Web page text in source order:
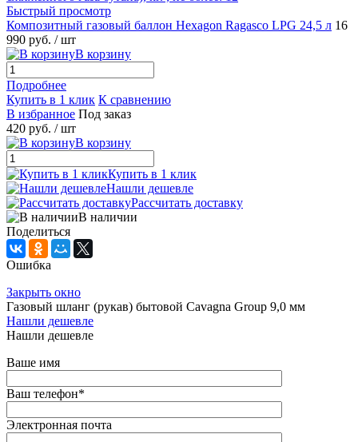
Быстрый просмотр
Композитный газовый баллон Hexagon Ragasco LPG 24,5 л 16
990 руб. / шт
В корзину
Подробнее
Купить в 1 клик К сравнению
В избранное Под заказ
420 руб. / шт
В корзину
Купить в 1 клик
Нашли дешевле
Рассчитать доставку
В наличии
Поделиться
Ошибка
Закрыть окно
Газовый шланг (рукав) бытовой Cavagna Group 9,0 мм
Нашли дешевле
Нашли дешевле
Ваше имя
Ваш телефон*
Электронная почта